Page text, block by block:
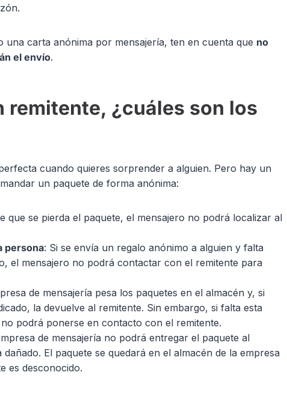
una carta anónima por mensajería, ten en cuenta que no
el envío.
remitente, ¿cuáles son los
cuando quieres sorprender a alguien. Pero hay un
un paquete de forma anónima:
que se pierda el paquete, el mensajero no podrá localizar al
persona: Si se envía un regalo anónimo a alguien y falta
el mensajero no podrá contactar con el remitente para
de mensajería pesa los paquetes en el almacén y, si
la devuelve al remitente. Sin embargo, si falta esta
podrá ponerse en contacto con el remitente.
de mensajería no podrá entregar el paquete al
El paquete se quedará en el almacén de la empresa
es desconocido.